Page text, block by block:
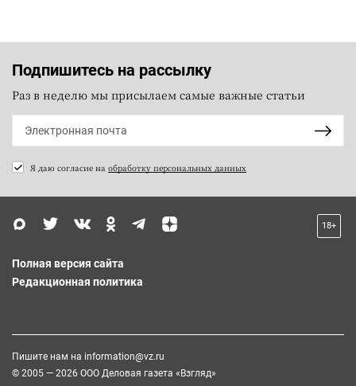
Подпишитесь на рассылку
Раз в неделю мы присылаем самые важные статьи
Я даю согласие на обработку персональных данных
18+
Полная версия сайта
Редакционная политика
Пишите нам на information@vz.ru
© 2005 — 2026 ООО Деловая газета «Взгляд»